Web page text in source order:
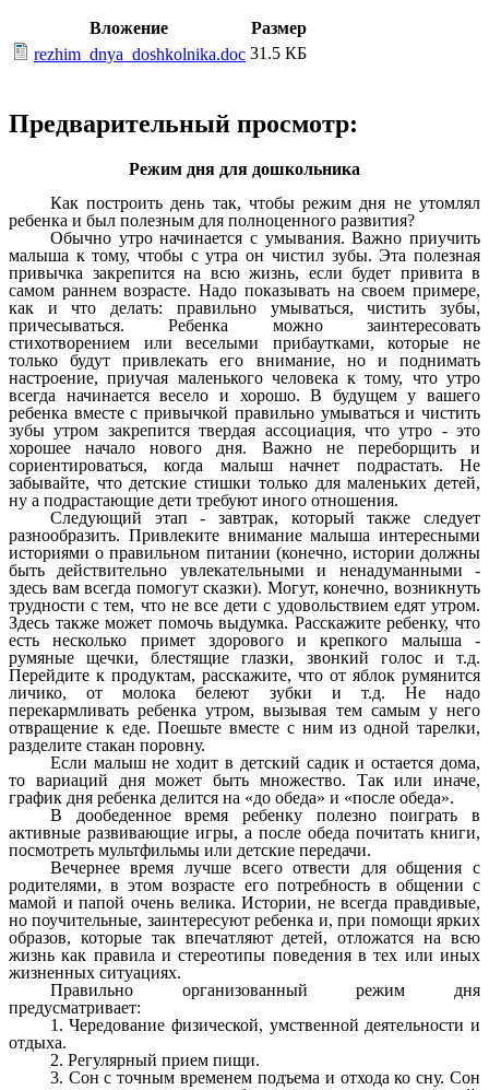
Вложение
Размер
rezhim_dnya_doshkolnika.doc 31.5 КБ
Предварительный просмотр:
Режим дня для дошкольника
Как построить день так, чтобы режим дня не утомлял
ребенка и был полезным для полноценного развития?
Обычно утро начинается с умывания. Важно приучить
малыша к тому, чтобы с утра он чистил зубы. Эта полезная
привычка закрепится на всю жизнь, если будет привита в
самом раннем возрасте. Надо показывать на своем примере,
как и что делать: правильно умываться, чистить зубы,
причесываться. Ребенка можно заинтересовать
стихотворением или веселыми прибаутками, которые не
только будут привлекать его внимание, но и поднимать
настроение, приучая маленького человека к тому, что утро
всегда начинается весело и хорошо. В будущем у вашего
ребенка вместе с привычкой правильно умываться и чистить
зубы утром закрепится твердая ассоциация, что утро - это
хорошее начало нового дня. Важно не переборщить и
сориентироваться, когда малыш начнет подрастать. Не
забывайте, что детские стишки только для маленьких детей,
ну а подрастающие дети требуют иного отношения.
Следующий этап - завтрак, который также следует
разнообразить. Привлеките внимание малыша интересными
историями о правильном питании (конечно, истории должны
быть действительно увлекательными и ненадуманными -
здесь вам всегда помогут сказки). Могут, конечно, возникнуть
трудности с тем, что не все дети с удовольствием едят утром.
Здесь также может помочь выдумка. Расскажите ребенку, что
есть несколько примет здорового и крепкого малыша -
румяные щечки, блестящие глазки, звонкий голос и т.д.
Перейдите к продуктам, расскажите, что от яблок румянится
личико, от молока белеют зубки и т.д. Не надо
перекармливать ребенка утром, вызывая тем самым у него
отвращение к еде. Поешьте вместе с ним из одной тарелки,
разделите стакан поровну.
Если малыш не ходит в детский садик и остается дома,
то вариаций дня может быть множество. Так или иначе,
график дня ребенка делится на «до обеда» и «после обеда».
В дообеденное время ребенку полезно поиграть в
активные развивающие игры, а после обеда почитать книги,
посмотреть мультфильмы или детские передачи.
Вечернее время лучше всего отвести для общения с
родителями, в этом возрасте его потребность в общении с
мамой и папой очень велика. Истории, не всегда правдивые,
но поучительные, заинтересуют ребенка и, при помощи ярких
образов, которые так впечатляют детей, отложатся на всю
жизнь как правила и стереотипы поведения в тех или иных
жизненных ситуациях.
Правильно организованный режим дня
предусматривает:
1. Чередование физической, умственной деятельности и
отдыха.
2. Регулярный прием пищи.
3. Сон с точным временем подъема и отхода ко сну. Сон